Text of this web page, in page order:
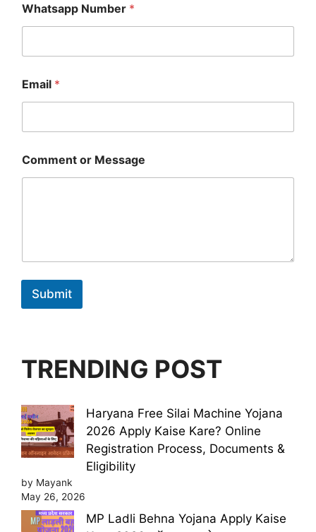
o
r
Whatsapp Number *
Email *
Comment or Message
Submit
TRENDING POST
Haryana Free Silai Machine Yojana
2026 Apply Kaise Kare? Online
Registration Process, Documents &
Eligibility
by Mayank
May 26, 2026
MP Ladli Behna Yojana Apply Kaise